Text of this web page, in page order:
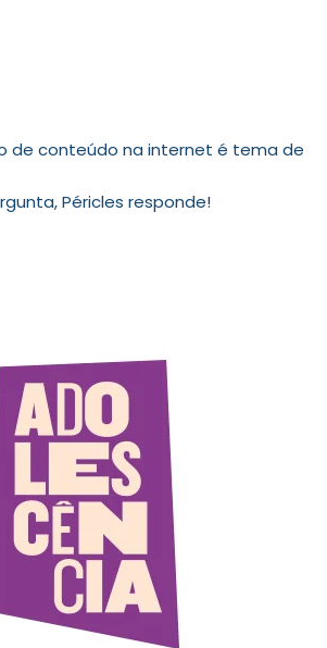
de conteúdo na internet é tema de
Péricles responde!